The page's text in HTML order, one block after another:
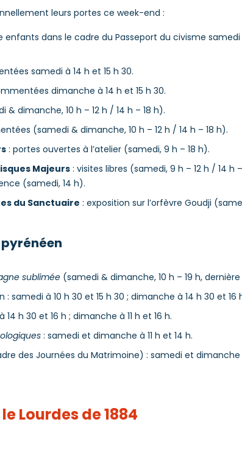
leurs portes ce week-end :
enfants dans le cadre du Passeport du civisme samedi
samedi à 14 h et 15 h 30.
dimanche à 14 h et 15 h 30.
& dimanche, 10 h – 12 h / 14 h – 18 h).
(samedi & dimanche, 10 h – 12 h / 14 h – 18 h).
: portes ouvertes à l’atelier (samedi, 9 h – 18 h).
Majeurs : visites libres (samedi, 9 h – 12 h / 14
(samedi, 14 h).
du Sanctuaire : exposition sur l’orfèvre Goudji
sublimée (samedi & dimanche, 10 h – 19 h,
samedi à 10 h 30 et 15 h 30 ; dimanche à 14 h 30 et 16
h 30 et 16 h ; dimanche à 11 h et 16 h.
: samedi et dimanche à 11 h et 14 h.
des Journées du Matrimoine) : samedi et dimanche
Lourdes de 1884